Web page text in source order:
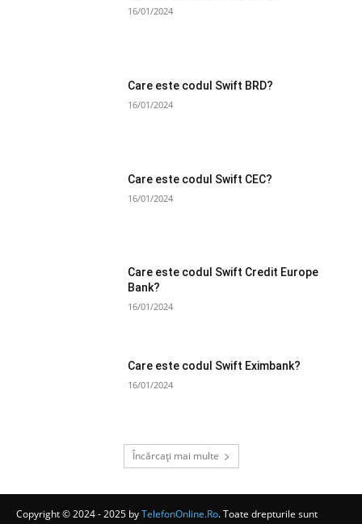
16/01/2024
Care este codul Swift BRD?
16/01/2024
Care este codul Swift CEC?
16/01/2024
Care este codul Swift Credit Europe
Bank?
16/01/2024
Care este codul Swift Eximbank?
16/01/2024
Încărcați mai multe
Copyright © 2024 - 2025 byTelefonOnline.Ro. Toate drepturile sunt